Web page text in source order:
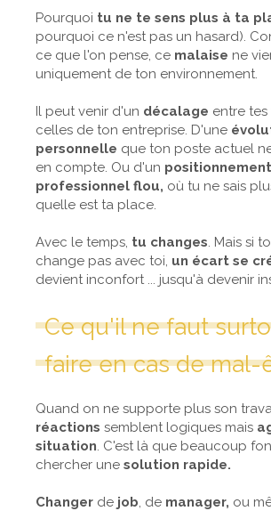
Pourquoi tu ne te sens plus à ta
pourquoi ce n'est pas un hasard).
ce que l'on pense, ce malaise ne
uniquement de ton environnement.
Il peut venir d'un décalage entre
celles de ton entreprise. D'une
personnelle que ton poste actuel
en compte. Ou d'un positionnement
professionnel flou, où tu ne sais
quelle est ta place.
Avec le temps, tu changes. Mais si
change pas avec toi, un écart se
devient inconfort ... jusqu'à devenir
Ce qu'il ne faut
faire en cas de mal-
Quand on ne supporte plus son
réactions semblent logiques mais
situation. C'est là que beaucoup
chercher une solution rapide.
Changer de job, de manager, ou